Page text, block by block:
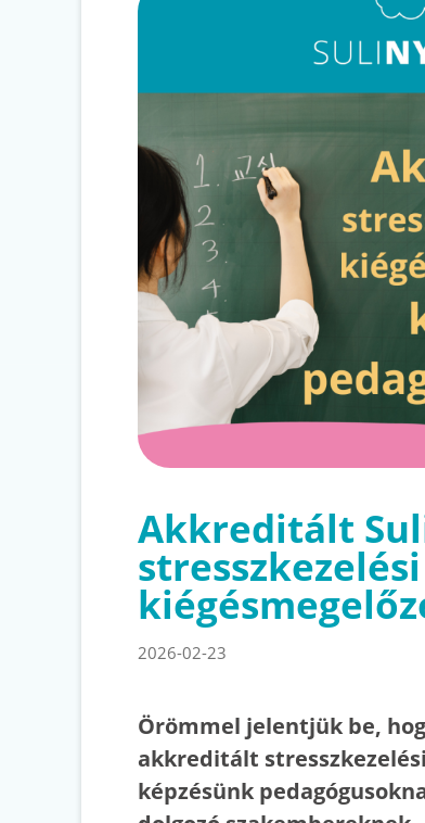
Akkreditált
2026-02-23
Örömmel jelentjük be,
akkreditált
képzésünk